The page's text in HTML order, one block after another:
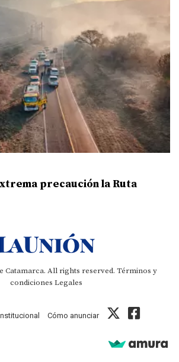
precaución la Ruta
Catamarca. All rights reserved. Términos y
condiciones Legales
Cómo anunciar